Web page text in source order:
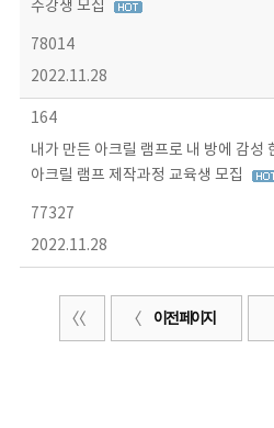
수강생 모집
78014
2022.11.28
164
내가 만든 아크릴 램프로 내 방에 감성
아크릴 램프 제작과정 교육생 모집
77327
2022.11.28
이전 페이지